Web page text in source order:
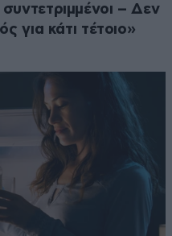
– Δεν
για κάτι τέτοιο»